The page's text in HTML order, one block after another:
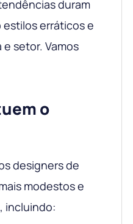
duram
erráticos e
setor. Vamos
o
designers de
modestos e
incluindo: